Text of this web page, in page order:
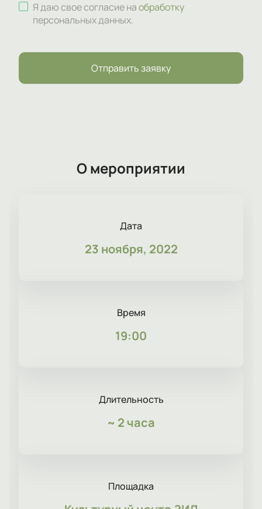
Я даю свое согласие наобработку
персональных данных.
Отправить заявку
О мероприятии
Дата
23 ноября, 2022
Время
19:00
Длительность
~ 2 часа
Площадка